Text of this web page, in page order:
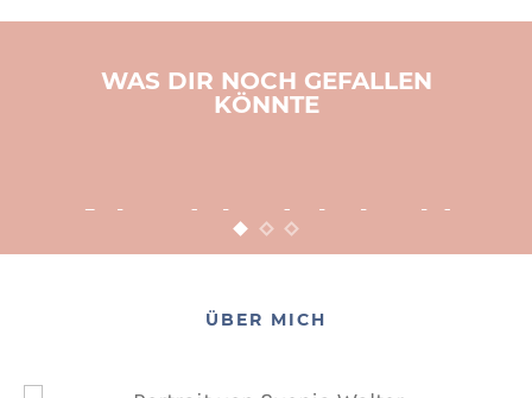
WAS DIR NOCH GEFALLEN
KÖNNTE
Adventsbasteln leicht
gemacht
POSTED ON
ÜBER MICH